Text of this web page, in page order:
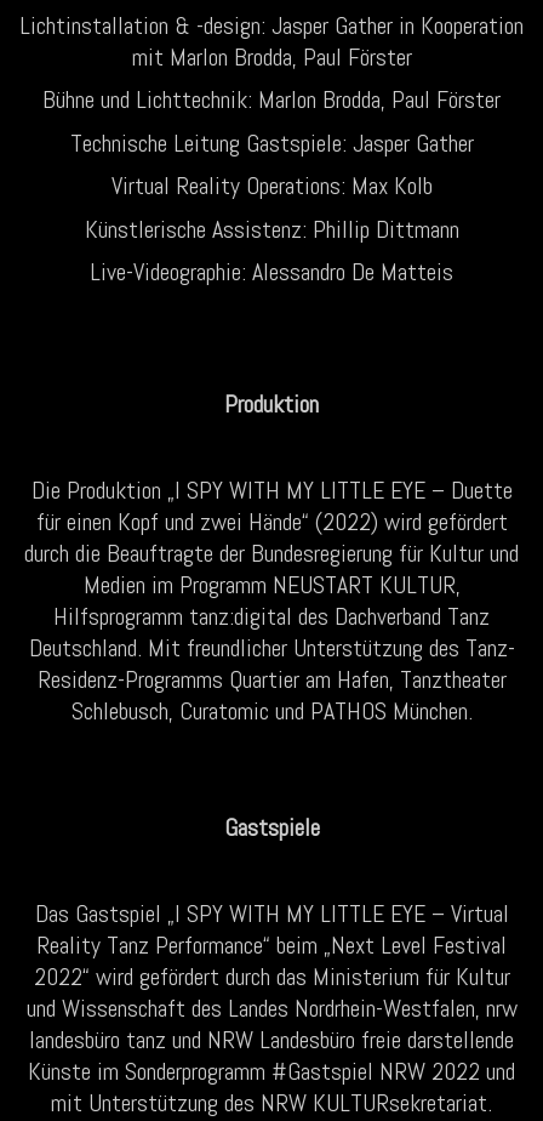
Lichtinstallation & -design: Jasper Gather in Kooperation
mit Marlon Brodda, Paul Förster
Bühne und Lichttechnik: Marlon Brodda, Paul Förster
Technische Leitung Gastspiele: Jasper Gather
Virtual Reality Operations: Max Kolb
Künstlerische Assistenz: Phillip Dittmann
Live-Videographie: Alessandro De Matteis
Produktion
Die Produktion „I SPY WITH MY LITTLE EYE – Duette
für einen Kopf und zwei Hände“ (2022) wird gefördert
durch die Beauftragte der Bundesregierung für Kultur und
Medien im Programm NEUSTART KULTUR,
Hilfsprogramm tanz:digital des Dachverband Tanz
Deutschland. Mit freundlicher Unterstützung des Tanz-
Residenz-Programms Quartier am Hafen, Tanztheater
Schlebusch, Curatomic und PATHOS München.
Gastspiele
Das Gastspiel „I SPY WITH MY LITTLE EYE – Virtual
Reality Tanz Performance“ beim „Next Level Festival
2022“ wird gefördert durch das Ministerium für Kultur
und Wissenschaft des Landes Nordrhein-Westfalen, nrw
landesbüro tanz und NRW Landesbüro freie darstellende
Künste im Sonderprogramm #Gastspiel NRW 2022 und
mit Unterstützung des NRW KULTURsekretariat.